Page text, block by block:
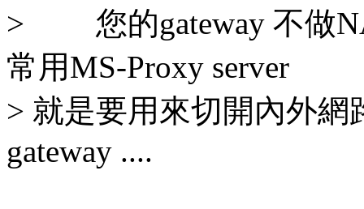
> 您的gateway 不做
常用MS-Proxy server
> 就是要用來切開內外
gateway ....